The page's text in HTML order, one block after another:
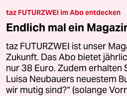
taz FUTURZWEI im Abo entdecken
Endlich mal ein
taz FUTURZWEI ist unser
Zukunft. Das Abo bietet
nur 38 Euro. Zudem erhalten
Luisa Neubauers neuestem
wir mutig sind?“ (solange